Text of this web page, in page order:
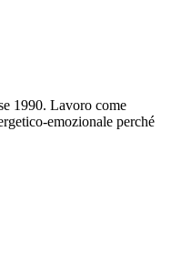
1990. Lavoro come
emozionale perché